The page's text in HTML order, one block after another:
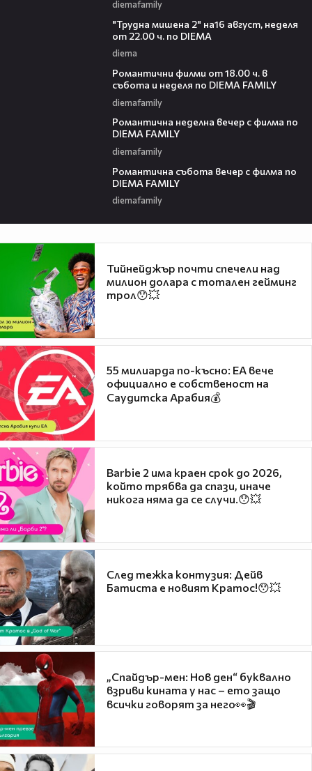
diemafamily
"Трудна мишена 2" на16 август, неделя
от 22.00 ч. по DIEMA
diema
Романтични филми от 18.00 ч. в
събота и неделя по DIEMA FAMILY
diemafamily
Романтичнa неделна вечер с филма по
DIEMA FAMILY
diemafamily
Романтичнa събота вечер с филма по
DIEMA FAMILY
diemafamily
Тийнейджър почти спечели над
милион долара с тотален гейминг
трол😯💥
55 милиарда по-късно: EA вече
официално е собственост на
Саудитска Арабия💰
Barbie 2 има краен срок до 2026,
който трябва да спази, иначе
никога няма да се случи.😯💥
След тежка контузия: Дейв
Батиста е новият Кратос!😯💥
„Спайдър-мен: Нов ден“ буквално
взриви кината у нас – ето защо
всички говорят за него👀🎬